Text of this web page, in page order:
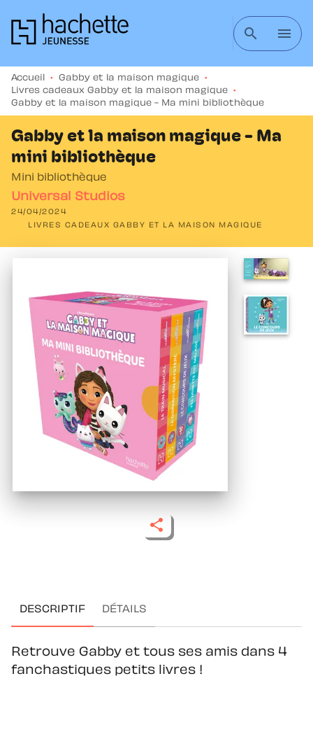
MENU RECHERCHE CONTENU
search menu
Accueil • Gabby et la maison magique
•
Livres cadeaux Gabby et la maison magique
•
Gabby et la maison magique - Ma mini bibliothèque
Gabby et la maison magique - Ma
mini bibliothèque
Mini bibliothèque
Universal Studios
24/04/2024
LIVRES CADEAUX GABBY ET LA MAISON MAGIQUE
DESCRIPTIF DÉTAILS
Retrouve Gabby et tous ses amis dans 4
fanchastiques petits livres !